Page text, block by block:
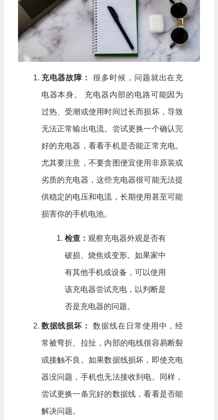
充电器故障： 很多时候，问题就出在充
电器本身。 充电器内部的电路可能因为
过热、受潮或使用时间过长而损坏，导致
无法正常输出电流。尝试更换一个确认完
好的充电器，看看手机是否能正常充电。
尤其要注意，不要贪图便宜使用非原装或
劣质的充电器，这些充电器很可能无法提
供稳定的电压和电流，长期使用甚至可能
损害你的手机电池。
检查： 观察充电器外观是否有
破损、烧焦或变形。如果家中
有其他手机或设备，可以使用
该充电器尝试充电，以判断是
否是充电器的问题。
数据线损坏： 数据线在日常使用中，经
常被弯折、拉扯，内部的电线很容易断裂
或接触不良。如果数据线损坏，即使充电
器没问题，手机也无法接收到电。同样，
尝试更换一条完好的数据线，看看是否能
解决问题。